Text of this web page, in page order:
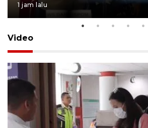
1 jam lalu
Video